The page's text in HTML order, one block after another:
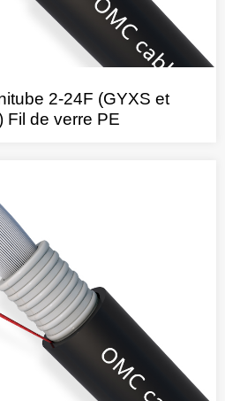
2-24F (GYXS et
Fil de verre PE